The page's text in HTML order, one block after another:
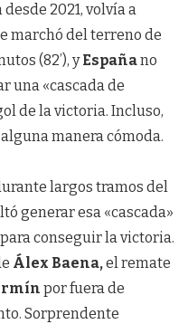
2021, volvía a
marchó del terreno de
(82’), yEspañano
una «cascada de
de la victoria. Incluso,
manera cómoda.
largos tramos del
generar esa «cascada»
conseguir la victoria.
Álex Baena,el remate
por fuera de
Sorprendente